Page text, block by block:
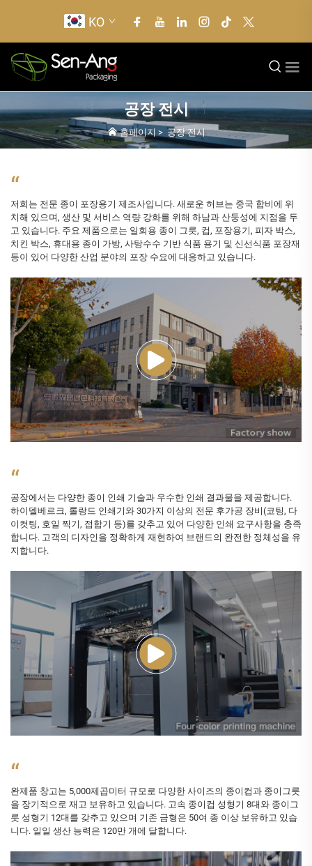
KO
공장 전시
홈페이지 > 공장 전시
“
저희는 전문 종이 포장용기 제조사입니다. 새로운 허브는 중국 합비에 위
치해 있으며, 생산 및 서비스 역량 강화를 위해 하남과 산둥성에 지점을 두
고 있습니다. 주요 제품으로는 일회용 종이 그릇, 컵, 포장용기, 피자 박스,
치킨 박스, 휴대용 종이 가방, 사탕수수 기반 식품 용기 및 신선식품 포장재
등이 있어 다양한 산업 분야의 포장 수요에 대응하고 있습니다.
“
공장에서는 다양한 종이 인쇄 기술과 우수한 인쇄 결과물을 제공합니다.
하이델베르크, 롤랑드 인쇄기와 30가지 이상의 전문 후가공 장비(코팅, 다
이컷팅, 호일 찍기, 접합기 등)를 갖추고 있어 다양한 인쇄 요구사항을 충족
합니다. 고객의 디자인을 정확하게 재현하여 브랜드의 완전한 정체성을 유
지합니다.
“
완제품 창고는 5,000제곱미터 규모로 다양한 사이즈의 종이컵과 종이그릇
을 장기적으로 재고 보유하고 있습니다. 고속 종이컵 성형기 8대와 종이그
릇 성형기 12대를 갖추고 있으며 기존 금형은 50여 종 이상 보유하고 있습
니다. 일일 생산 능력은 120만 개에 달합니다.